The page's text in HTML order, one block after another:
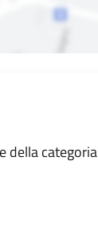
della categoria